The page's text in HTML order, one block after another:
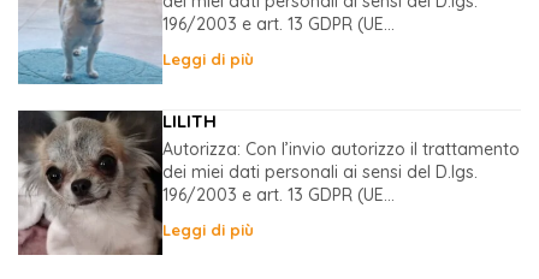
196/2003 e art. 13 GDPR (UE...
Leggi di più
LILITH
Autorizza: Con l’invio autorizzo il trattamento
dei miei dati personali ai sensi del D.lgs.
196/2003 e art. 13 GDPR (UE...
Leggi di più